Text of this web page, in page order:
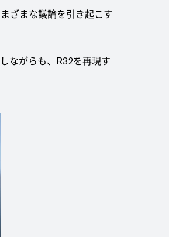
ざまな議論を引き起こす
ながらも、R32を再現す